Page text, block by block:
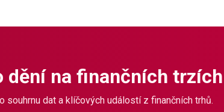
dění na finančních trzích
souhrnu dat a klíčových událostí z finančních trhů.